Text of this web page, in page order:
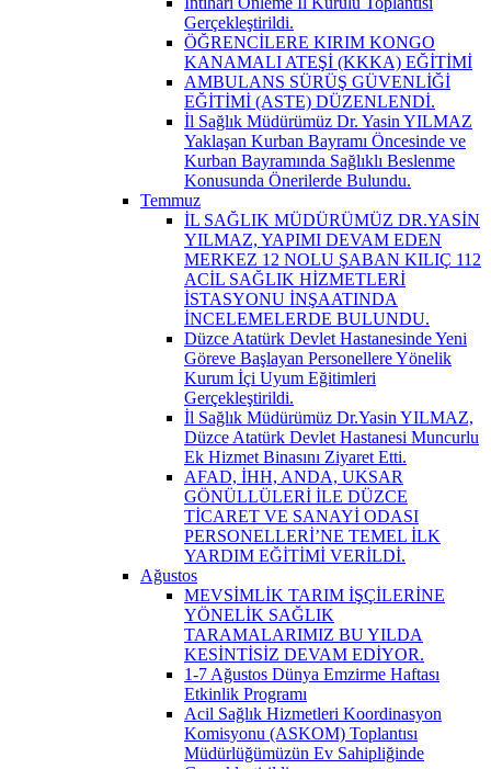
Gerçekleştirildi.
ÖĞRENCİLERE KIRIM KONGO
KANAMALI ATEŞİ (KKKA) EĞİTİMİ
AMBULANS SÜRÜŞ GÜVENLİĞİ
EĞİTİMİ (ASTE) DÜZENLENDİ.
İl Sağlık Müdürümüz Dr. Yasin YILMAZ
Yaklaşan Kurban Bayramı Öncesinde ve
Kurban Bayramında Sağlıklı Beslenme
Konusunda Önerilerde Bulundu.
Temmuz
İL SAĞLIK MÜDÜRÜMÜZ DR.YASİN
YILMAZ, YAPIMI DEVAM EDEN
MERKEZ 12 NOLU ŞABAN KILIÇ 112
ACİL SAĞLIK HİZMETLERİ
İSTASYONU İNŞAATINDA
İNCELEMELERDE BULUNDU.
Düzce Atatürk Devlet Hastanesinde Yeni
Göreve Başlayan Personellere Yönelik
Kurum İçi Uyum Eğitimleri
Gerçekleştirildi.
İl Sağlık Müdürümüz Dr.Yasin YILMAZ,
Düzce Atatürk Devlet Hastanesi Muncurlu
Ek Hizmet Binasını Ziyaret Etti.
AFAD, İHH, ANDA, UKSAR
GÖNÜLLÜLERİ İLE DÜZCE
TİCARET VE SANAYİ ODASI
PERSONELLERİ’NE TEMEL İLK
YARDIM EĞİTİMİ VERİLDİ.
Ağustos
MEVSİMLİK TARIM İŞÇİLERİNE
YÖNELİK SAĞLIK
TARAMALARIMIZ BU YILDA
KESİNTİSİZ DEVAM EDİYOR.
1-7 Ağustos Dünya Emzirme Haftası
Etkinlik Programı
Acil Sağlık Hizmetleri Koordinasyon
Komisyonu (ASKOM) Toplantısı
Müdürlüğümüzün Ev Sahipliğinde